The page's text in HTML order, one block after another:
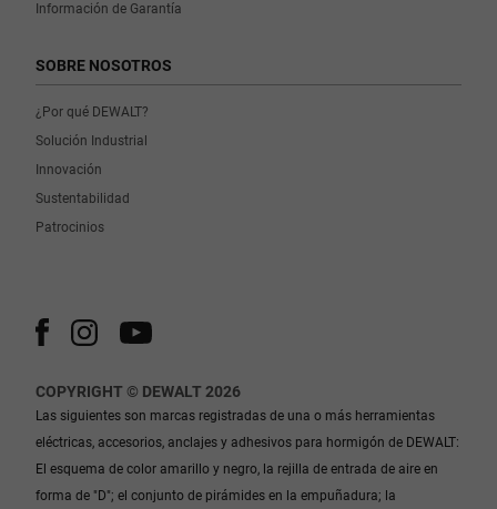
Información de Garantía
SOBRE NOSOTROS
¿Por qué DEWALT?
Solución Industrial
Innovación
Sustentabilidad
Patrocinios
COPYRIGHT © DEWALT 2026
Las siguientes son marcas registradas de una o más herramientas
eléctricas, accesorios, anclajes y adhesivos para hormigón de DEWALT:
El esquema de color amarillo y negro, la rejilla de entrada de aire en
forma de "D"; el conjunto de pirámides en la empuñadura; la